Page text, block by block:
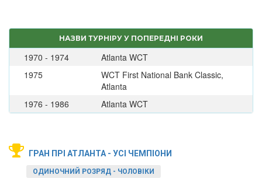
НАЗВИ ТУРНІРУ У ПОПЕРЕДНІ РОКИ
1970 - 1974
Atlanta WCT
1975
WCT First National Bank Classic,
Atlanta
1976 - 1986
Atlanta WCT
ГРАН ПРІ АТЛАНТА - УСІ ЧЕМПІОНИ
ОДИНОЧНИЙ РОЗРЯД - ЧОЛОВІКИ